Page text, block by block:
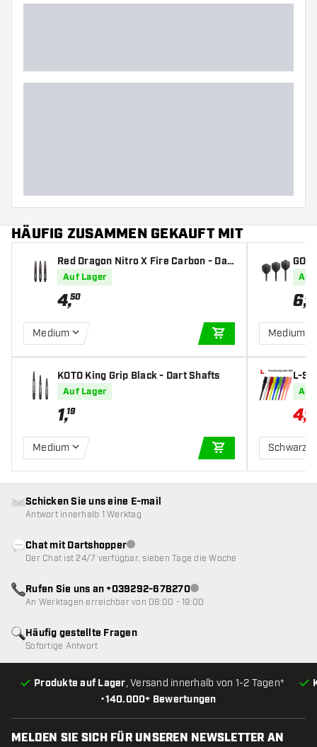
HÄUFIG ZUSAMMEN GEKAUFT MIT
Red Dragon Nitro X Fire Carbon - Dar
t Shafts
Auf Lager
4,50
Medium
IN DEN
KOTO King Grip Black - Dart Shafts
Auf Lager
1,19
Medium
IN DEN
Auf
6,95
Medium
L-
Auf
4,04
Schwarz
•140.000+ Bewertungen
Produkte auf Lager, Versand innerhalb von 1-2 Tagen*
Häufig gestellte Fragen
Sofortige Antwort
Schicken Sie uns eine E-mail
Antwort innerhalb 1 Werktag
Chat mit DartshopperKundenservice nicht verfügbar
Der Chat ist 24/7 verfügbar, sieben Tage die Woche
Rufen Sie uns an +039292-678270Kundenservice nicht
An Werktagen erreichbar von 08:00 - 19:00
MELDEN SIE SICH FÜR UNSEREN NEWSLETTER AN